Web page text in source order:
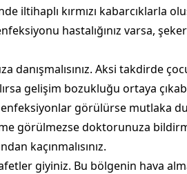
iltihaplı kırmızı kabarcıklarla
hastalığınız varsa,
Aksi takdirde
gelişim bozukluğu ortaya
görülürse mutlaka
görülmezse doktorunuza
kaçınmalısınız.
giyiniz. Bu bölgenin hava